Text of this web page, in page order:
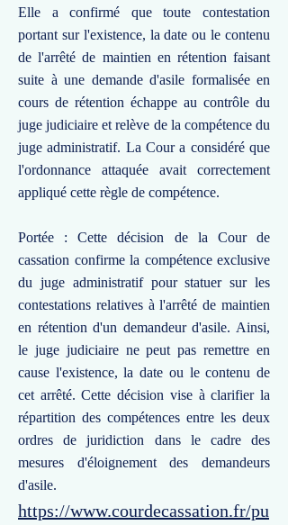
Elle a confirmé que toute contestation
portant sur l'existence, la date ou le contenu
de l'arrêté de maintien en rétention faisant
suite à une demande d'asile formalisée en
cours de rétention échappe au contrôle du
juge judiciaire et relève de la compétence du
juge administratif. La Cour a considéré que
l'ordonnance attaquée avait correctement
appliqué cette règle de compétence.
Portée : Cette décision de la Cour de
cassation confirme la compétence exclusive
du juge administratif pour statuer sur les
contestations relatives à l'arrêté de maintien
en rétention d'un demandeur d'asile. Ainsi,
le juge judiciaire ne peut pas remettre en
cause l'existence, la date ou le contenu de
cet arrêté. Cette décision vise à clarifier la
répartition des compétences entre les deux
ordres de juridiction dans le cadre des
mesures d'éloignement des demandeurs
d'asile.
https://www.courdecassation.fr/pu